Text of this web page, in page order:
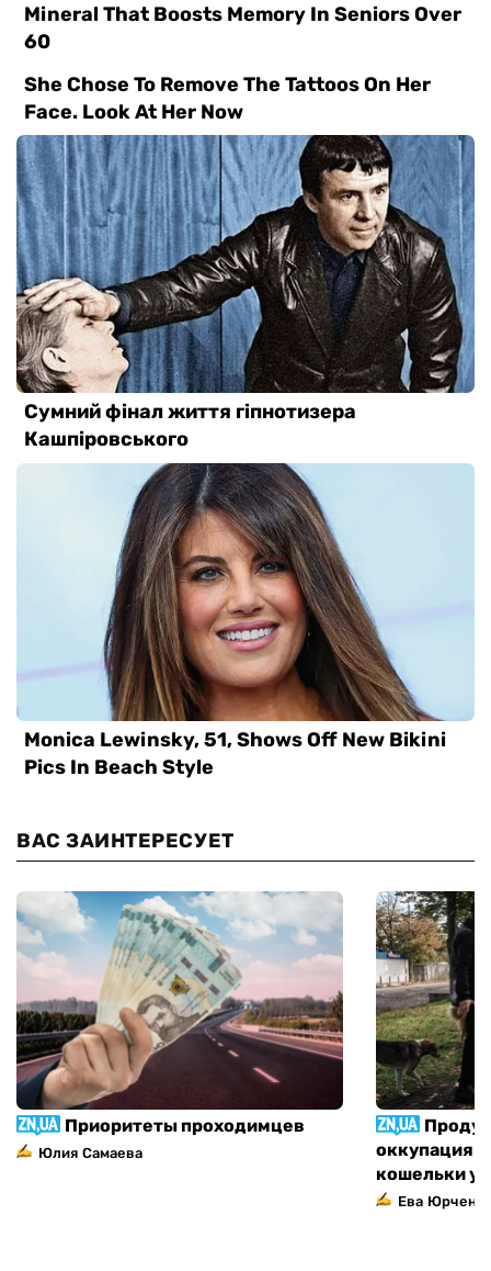
ВАС ЗАИНТЕРЕСУЕТ
Приоритеты проходимцев
Юлия Самаева
оккупация
кошельки
Ева